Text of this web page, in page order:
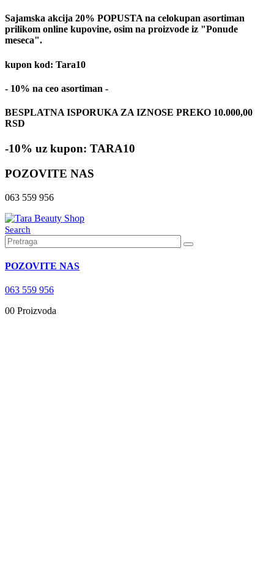
Sajamska akcija 20% POPUSTA na celokupan asortiman
prilikom online kupovine, osim na proizvode iz "Ponude
meseca".
kupon kod: Tara10
- 10% na ceo asortiman -
BESPLATNA ISPORUKA ZA IZNOSE PREKO 10.000,00
RSD
-10% uz kupon: TARA10
POZOVITE NAS
063 559 956
Search
POZOVITE NAS
063 559 956
00 Proizvoda